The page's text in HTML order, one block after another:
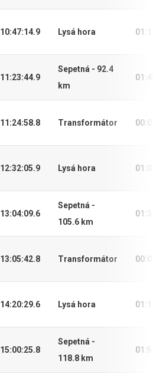
10:47:14.9 Lysá hora
11:23:44.9
Sepetná - 92.4
km
11:24:58.8 Transformátor
12:32:05.9 Lysá hora
13:04:09.6
Sepetná -
105.6 km
13:05:42.8 Transformátor
14:20:29.6 Lysá hora
15:00:25.8
Sepetná -
118.8 km